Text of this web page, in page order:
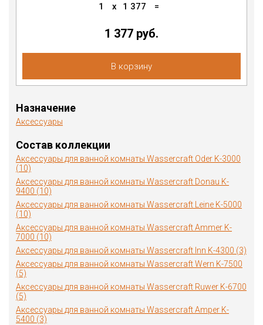
1 x 1 377 =
1 377 руб.
В корзину
Назначение
Аксессуары
Состав коллекции
Аксессуары для ванной комнаты Wassercraft Oder K-3000
(10)
Аксессуары для ванной комнаты Wassercraft Donau K-
9400 (10)
Аксессуары для ванной комнаты Wassercraft Leine K-5000
(10)
Аксессуары для ванной комнаты Wassercraft Ammer K-
7000 (10)
Аксессуары для ванной комнаты Wassercraft Inn K-4300 (3)
Аксессуары для ванной комнаты Wassercraft Wern K-7500
(5)
Аксессуары для ванной комнаты Wassercraft Ruwer K-6700
(5)
Аксессуары для ванной комнаты Wassercraft Amper K-
5400 (3)